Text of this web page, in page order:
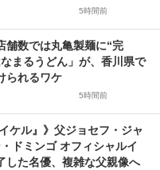
5時間前
舗数では丸亀製麺に“完
まるうどん」が、香川県で
られるワケ
5時間前
ケル』》父ジョセフ・ジャ
ドミンゴ オフィシャルイ
した名優、複雑な父親像へ